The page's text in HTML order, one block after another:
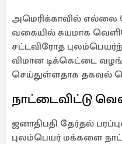
அமெரிக்காவில் எல்லை
வகையில் சுயமாக
சட்டவிரோத
விமான டிக்கெட்டை வழங்க
செய்துள்ளதாக தகவல்
நாட்டைவிட்டு
ஜனாதிபதி தேர்தல்
புலம்பெயர் மக்களை